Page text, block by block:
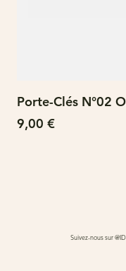
Porte-Clés N°02
Prix
9,00 €
Suivez-nous sur